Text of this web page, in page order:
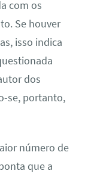
com os
Se houver
isso indica
dos
se, portanto,
número de
que a